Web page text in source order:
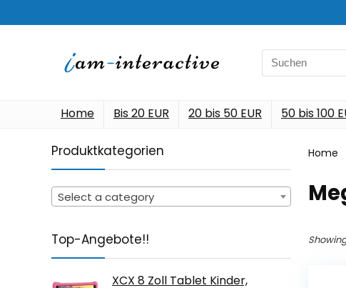
Search
for:
Home Bis 20 EUR 20 bis 50 EUR 50 bis 100
Produktkategorien
Select a category
Top-Angebote!!
XCX 8 Zoll Tablet Kinder,
Home